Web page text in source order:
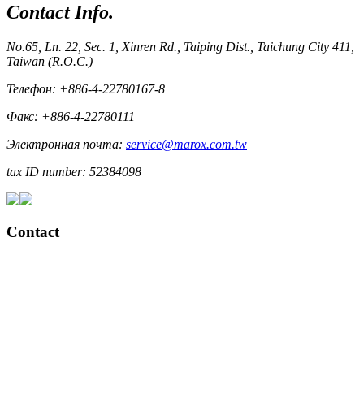
Contact Info.
No.65, Ln. 22, Sec. 1, Xinren Rd., Taiping Dist., Taichung City 411,
Taiwan (R.O.C.)
Телефон: +886-4-22780167-8
Факс: +886-4-22780111
Электронная почта: service@marox.com.tw
tax ID number: 52384098
Contact